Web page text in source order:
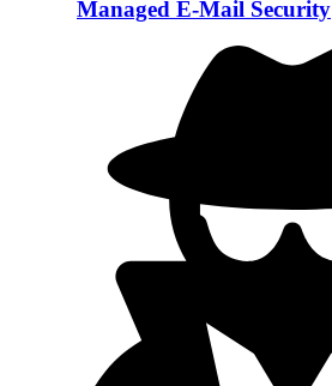
Managed E-Mail Security